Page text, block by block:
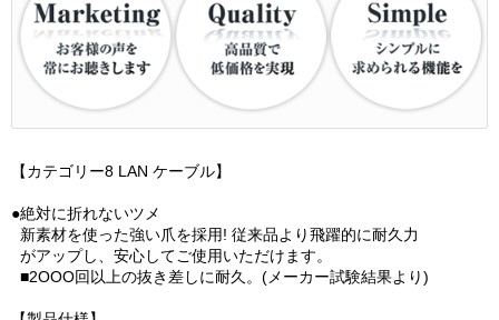
【カテゴリー8 LAN ケーブル】
●絶対に折れないツメ
新素材を使った強い爪を採用! 従来品より飛躍的に耐久力
がアップし、安心してご使用いただけます。
■2OOO回以上の抜き差しに耐久。(メーカー試験結果より)